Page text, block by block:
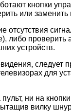
кнопки
или
проверить
устройств.
следует
для
ни на
вилку